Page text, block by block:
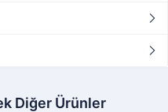
Diğer Ürünler